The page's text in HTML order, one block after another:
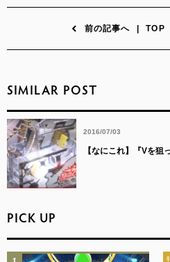
前の記事へ TOP
SIMILAR POST
2016/07/03
【なにこれ】『Vを狙
PICK UP